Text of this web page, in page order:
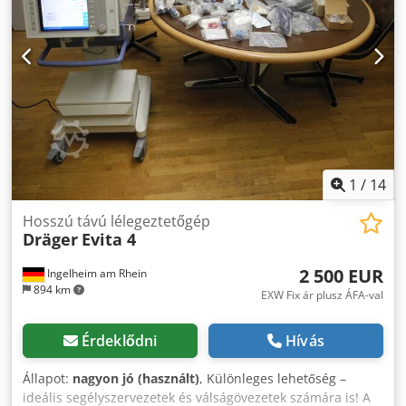
megjegyzések: Orvosi eszköz – kizárólag szakképzett
személyzet használhatja. Ideális magán mentőautókba,
betegszállító vállalatoknak, oktatási célokra, hadseregnek,
offshore felhasználásra vagy tartalék eszközként.
1 / 14
Ingelheim am Rhein
894 km
Hosszú távú lélegeztetőgép
Dräger Evita 4
2 500 EUR
EXW Fix ár plusz ÁFA-val
Érdeklődni Hívás
Állapot: nagyon jó (használt), Különleges lehetőség –
ideális segélyszervezetek és válságövezetek számára is! A